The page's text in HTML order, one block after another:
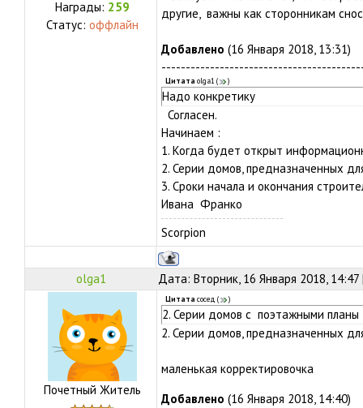
Награды: 259
Статус: оффлайн
другие, важны как сторонникам
Добавлено (16 Января 2018, 13:31)
Цитата olga1( )
Надо конкретику
Согласен.
Начинаем :
1. Когда будет открыт
2. Серии домов, предназначенных
3. Сроки начала и окончания
Ивана Франко
Scorpion
olga1 Дата: Вторник, 16 Января 2018,
Почетный Житель
Цитата сосед ( )
2. Серии домов с поэтажными планы
2. Серии домов, предназначенных
маленькая корректировочка
Добавлено (16 Января 2018, 14:40)